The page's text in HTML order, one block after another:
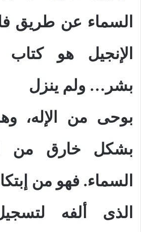
السماء عن طريق
الإنجيل هو
بشر… ولم ينزل
بوحى من الإله،
بشكل خارق من
السماء. فهو من
الذى ألفه